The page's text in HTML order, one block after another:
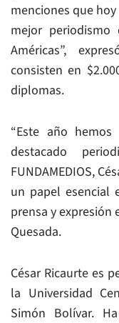
menciones que
mejor
Américas”,
consisten en
diplomas.
“Este año
destacado
FUNDAMEDIOS,
un papel esencial
prensa y expresión
Quesada.
César Ricaurte es
la Universidad
Simón Bolívar.